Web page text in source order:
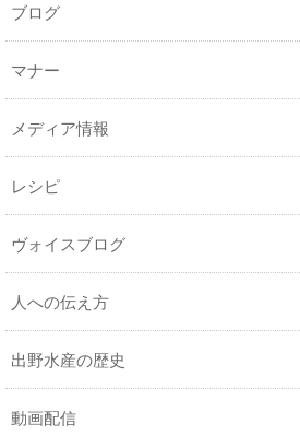
ブログ
マナー
メディア情報
レシピ
ヴォイスブログ
人への伝え方
出野水産の歴史
動画配信